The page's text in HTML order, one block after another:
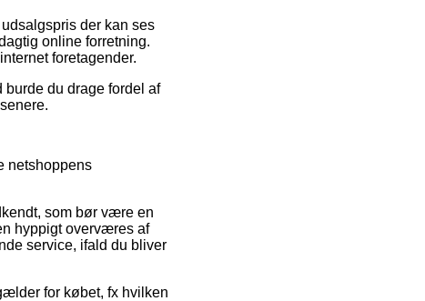
der kan ses
online forretning.
foretagender.
du drage fordel af
netshoppens
som bør være en
hyppigt overværes af
service, ifald du bliver
for købet, fx hvilken